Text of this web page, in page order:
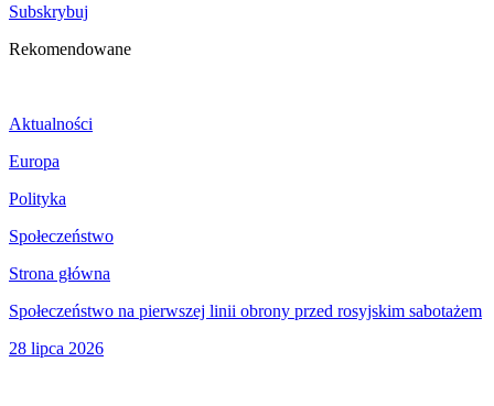
Subskrybuj
Rekomendowane
Aktualności
Europa
Polityka
Społeczeństwo
Strona główna
Społeczeństwo na pierwszej linii obrony przed rosyjskim sabotażem
28 lipca 2026